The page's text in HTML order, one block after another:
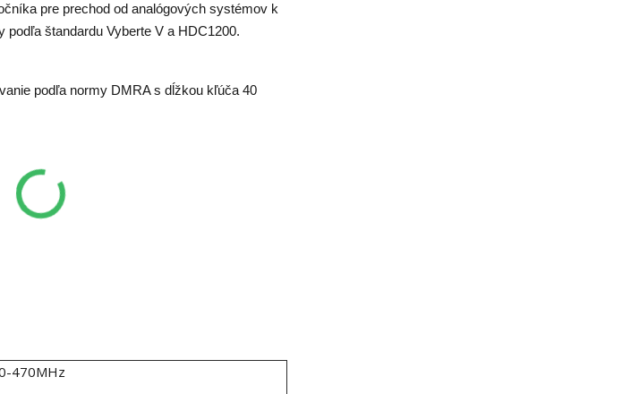
pre prechod od analógových systémov k
štandardu Vyberte V a HDC1200.
podľa normy DMRA s dĺžkou kľúča 40
470MHz